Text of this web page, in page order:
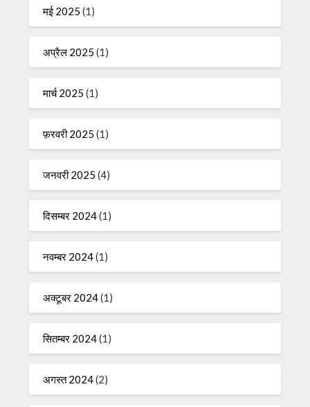
मई 2025 (1)
अप्रैल 2025 (1)
मार्च 2025 (1)
फ़रवरी 2025 (1)
जनवरी 2025 (4)
दिसम्बर 2024(1)
नवम्बर 2024(1)
अक्टूबर 2024(1)
सितम्बर 2024(1)
अगस्त 2024(2)